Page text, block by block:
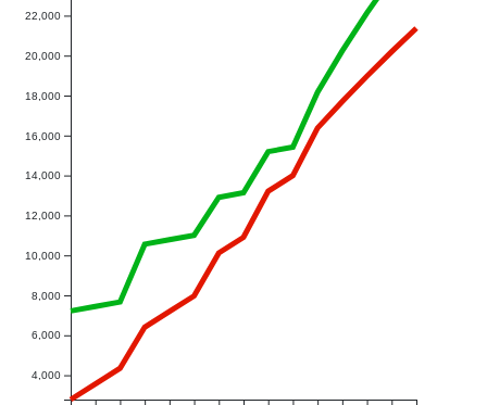
4,000
6,000
8,000
10,000
12,000
14,000
16,000
18,000
20,000
22,000